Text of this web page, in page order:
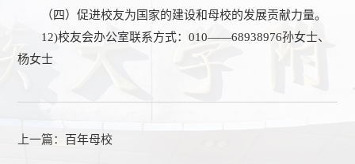
（四）促进校友为国家的建设和母校的发展贡献力量。
12)校友会办公室联系方式：010——68938976孙女士、
杨女士
上一篇： 百年母校